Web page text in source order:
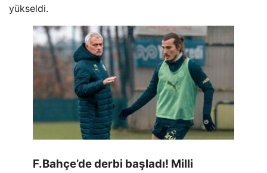
yükseldi.
F.Bahçe’de derbi başladı! Milli